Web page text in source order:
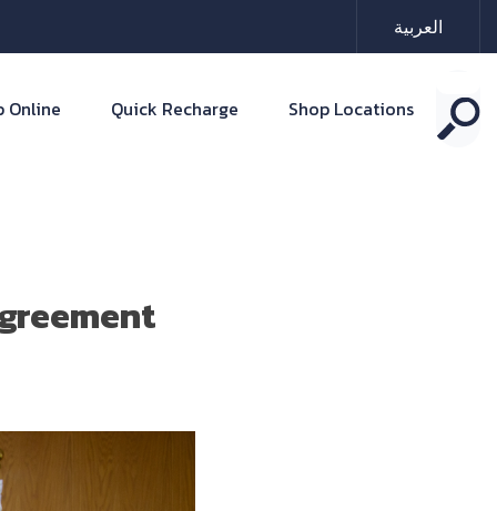
العربية
Online Quick Recharge Shop Locations